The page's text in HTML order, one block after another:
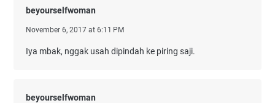
beyourselfwoman
November 6, 2017 at 6:11 PM
Iya mbak, nggak usah dipindah ke piring saji.
beyourselfwoman